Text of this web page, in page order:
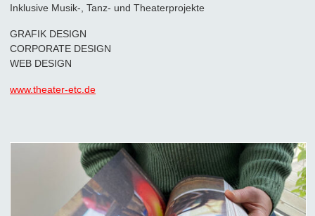
Inklusive Musik-, Tanz- und Theaterprojekte
GRAFIK DESIGN
CORPORATE DESIGN
WEB DESIGN
www.theater-etc.de